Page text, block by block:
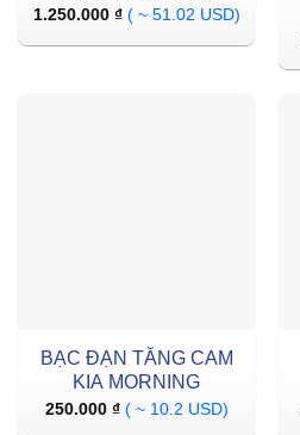
1.250.000 ₫ ( ~ 51.02 USD)
BẠC ĐẠN TĂNG CAM
KIA MORNING
250.000 ₫ ( ~ 10.2 USD)